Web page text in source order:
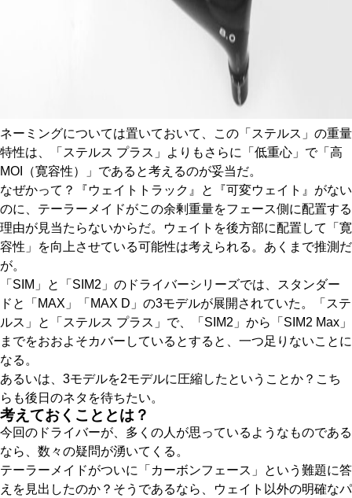
ネーミングについては置いておいて、この「ステルス」の重量
特性は、「ステルス プラス」よりもさらに「低重心」で「高
MOI（寛容性）」であると考えるのが妥当だ。
なぜかって？『ウェイトトラック』と『可変ウェイト』がない
のに、テーラーメイドがこの余剰重量をフェース側に配置する
理由が見当たらないからだ。ウェイトを後方部に配置して「寛
容性」を向上させている可能性は考えられる。あくまで推測だ
が。
「SIM」と「SIM2」のドライバーシリーズでは、スタンダー
ドと「MAX」「MAX D」の3モデルが展開されていた。「ステ
ルス」と「ステルス プラス」で、「SIM2」から「SIM2 Max」
までをおおよそカバーしているとすると、一つ足りないことに
なる。
あるいは、3モデルを2モデルに圧縮したということか？こち
らも後日のネタを待ちたい。
考えておくこととは？
今回のドライバーが、多くの人が思っているようなものである
なら、数々の疑問が湧いてくる。
テーラーメイドがついに「カーボンフェース」という難題に答
えを見出したのか？そうであるなら、ウェイト以外の明確なパ